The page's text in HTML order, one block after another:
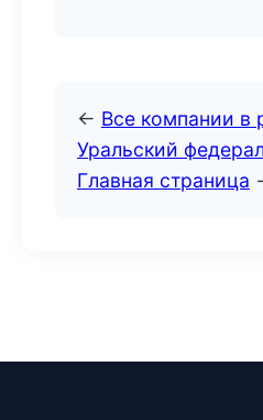
← Все компании в
Уральский
Главная страница